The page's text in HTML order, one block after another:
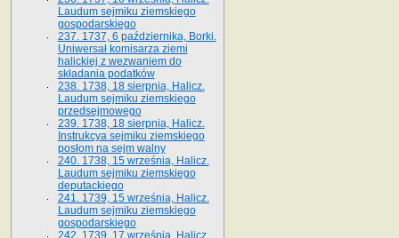
Laudum sejmiku ziemskiego
gospodarskiego
237. 1737, 6 października, Borki.
Uniwersał komisarza ziemi
halickiej z wezwaniem do
składania podatków
238. 1738, 18 sierpnia, Halicz.
Laudum sejmiku ziemskiego
przedsejmowego
239. 1738, 18 sierpnia, Halicz.
Instrukcya sejmiku ziemskiego
posłom na sejm walny
240. 1738, 15 września, Halicz.
Laudum sejmiku ziemskiego
deputackiego
241. 1739, 15 września, Halicz.
Laudum sejmiku ziemskiego
gospodarskiego
242. 1739, 17 września, Halicz.